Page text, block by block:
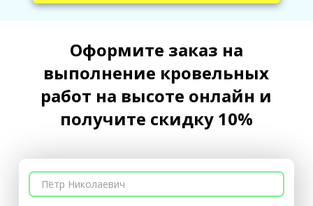
Оформите заказ на
выполнение кровельных
работ на высоте онлайн и
получите скидку 10%